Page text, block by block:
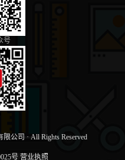
号
限公司 · All Rights Reserved
号 营业执照